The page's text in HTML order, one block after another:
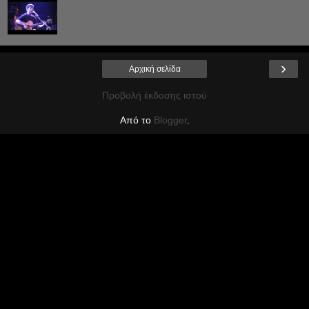
›
Αρχική σελίδα
Προβολή έκδοσης ιστού
Από το Blogger.